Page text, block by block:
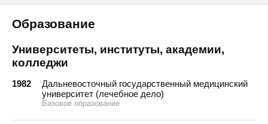
Образование
Университеты, институты, академии,
колледжи
1982
Дальневосточный государственный медицинский
университет (лечебное дело)
Базовое образование